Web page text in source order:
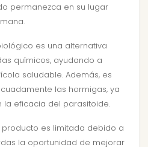
permanezca en su lugar
es una alternativa
químicos, ayudando a
saludable. Además, es
las hormigas, ya
la eficacia del parasitoide.
es limitada debido a
la oportunidad de mejorar